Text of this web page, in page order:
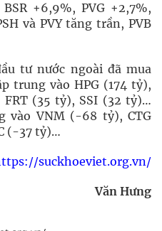
+6,9%, PVG +2,7%,
và PVY tăng trần, PVB
tư nước ngoài đã mua
trung vào HPG (174 tỷ),
(35 tỷ), SSI (32 tỷ)…
vào VNM (-68 tỷ), CTG
(-37 tỷ)…
suckhoeviet.org.vn/
Văn Hưng